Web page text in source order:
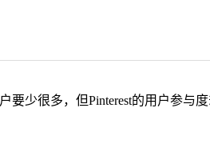
要少很多，但Pinterest的用户参与度